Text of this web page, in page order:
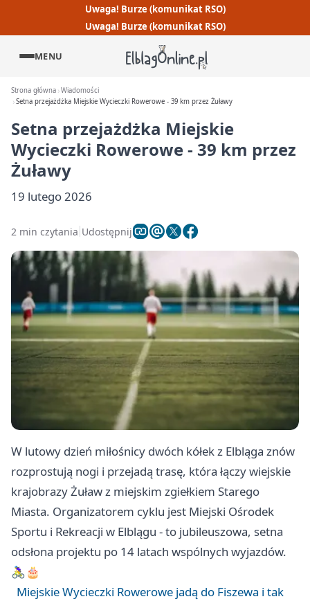
Uwaga! Burze (komunikat RSO)
Uwaga! Burze (komunikat RSO)
MENU
Strona główna Wiadomości
Setna przejażdżka Miejskie Wycieczki Rowerowe - 39 km przez Żuławy
Setna przejażdżka Miejskie
Wycieczki Rowerowe - 39 km przez
Żuławy
19 lutego 2026
2 min czytania Udostępnij
W lutowy dzień miłośnicy dwóch kółek z Elbląga znów
rozprostują nogi i przejadą trasę, która łączy wiejskie
krajobrazy Żuław z miejskim zgiełkiem Starego
Miasta. Organizatorem cyklu jest Miejski Ośrodek
Sportu i Rekreacji w Elblągu - to jubileuszowa, setna
odsłona projektu po 14 latach wspólnych wyjazdów.
🚴‍♀️🎂
Miejskie Wycieczki Rowerowe jadą do Fiszewa i tak